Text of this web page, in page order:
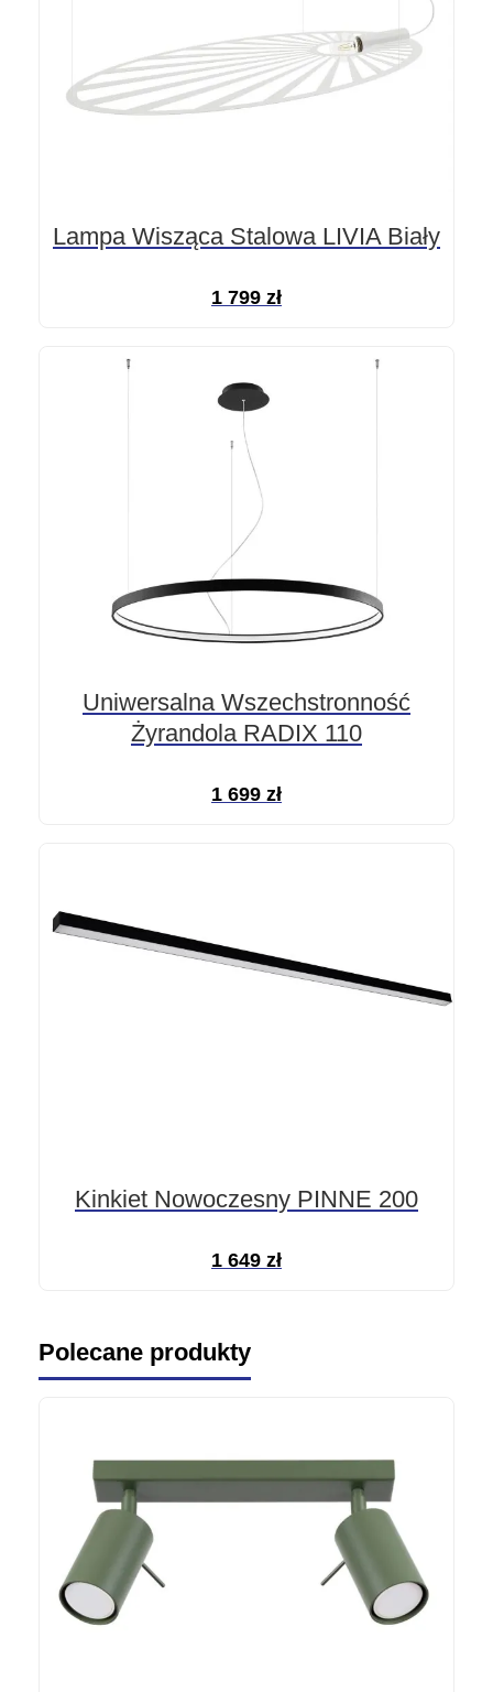
Lampa Wisząca Stalowa LIVIA Biały
1 799 zł
Uniwersalna Wszechstronność
Żyrandola RADIX 110
1 699 zł
Kinkiet Nowoczesny PINNE 200
1 649 zł
Polecane produkty